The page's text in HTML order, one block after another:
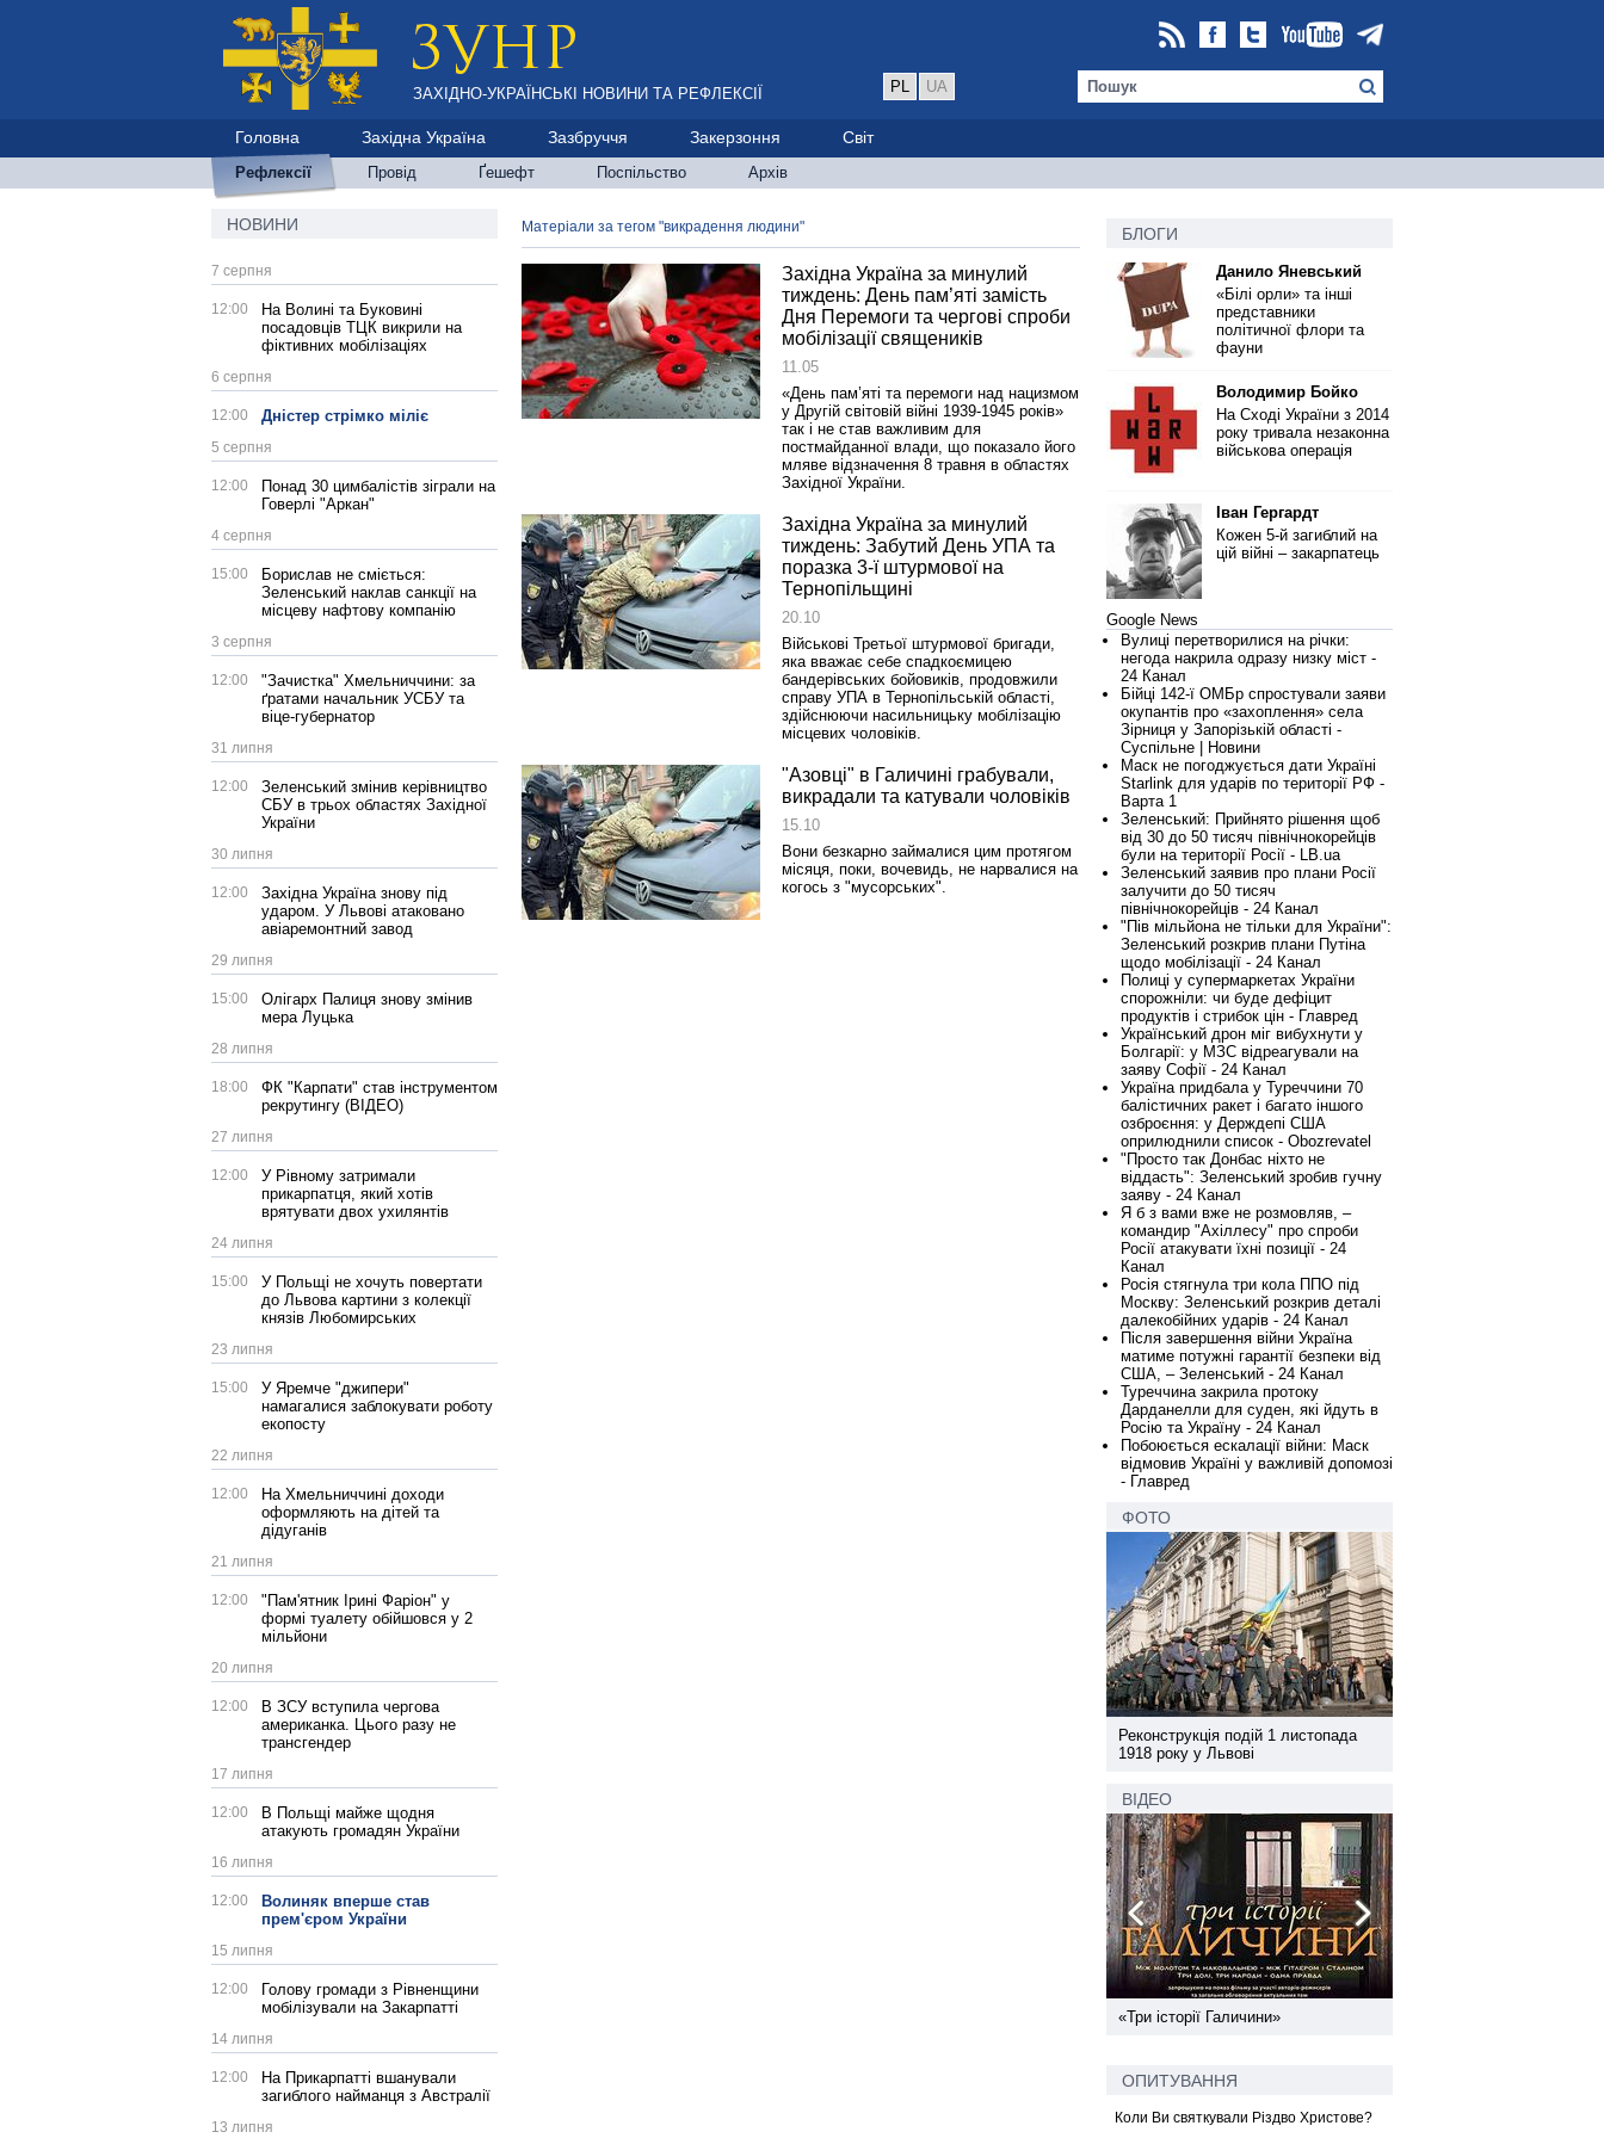
ЗАХІДНО-УКРАЇНСЬКІ НОВИНИ ТА РЕФЛЕКСІЇ PL UA
Головна Західна Україна Зазбруччя Закерзоння Світ
Рефлексії Провід Ґешефт Поспільство Архів
НОВИНИ
7 серпня
12:00
На Волині та Буковині
посадовців ТЦК викрили на
фіктивних мобілізаціях
6 серпня
12:00 Дністер стрімко міліє
5 серпня
12:00
Понад 30 цимбалістів зіграли на
Говерлі "Аркан"
4 серпня
15:00
Борислав не сміється:
Зеленський наклав санкції на
місцеву нафтову компанію
3 серпня
12:00
"Зачистка" Хмельниччини: за
ґратами начальник УСБУ та
віце-губернатор
31 липня
12:00
Зеленський змінив керівництво
СБУ в трьох областях Західної
України
30 липня
12:00
Західна Україна знову під
ударом. У Львові атаковано
авіаремонтний завод
29 липня
15:00
Олігарх Палиця знову змінив
мера Луцька
28 липня
18:00
ФК "Карпати" став інструментом
рекрутингу (ВІДЕО)
27 липня
12:00
У Рівному затримали
прикарпатця, який хотів
врятувати двох ухилянтів
24 липня
15:00
У Польщі не хочуть повертати
до Львова картини з колекції
князів Любомирських
23 липня
15:00
У Яремче "джипери"
намагалися заблокувати роботу
екопосту
22 липня
12:00
На Хмельниччині доходи
оформляють на дітей та
дідуганів
21 липня
12:00
"Пам'ятник Ірині Фаріон" у
формі туалету обійшовся у 2
мільйони
20 липня
12:00
В ЗСУ вступила чергова
американка. Цього разу не
трансгендер
17 липня
12:00
В Польщі майже щодня
атакують громадян України
16 липня
12:00
Волиняк вперше став
прем'єром України
15 липня
12:00
Голову громади з Рівненщини
мобілізували на Закарпатті
14 липня
12:00
На Прикарпатті вшанували
загиблого найманця з Австралії
13 липня
Матеріали за тегом "викрадення людини"
Західна Україна за минулий
тиждень: День пам’яті замість
Дня Перемоги та чергові спроби
мобілізації священиків
11.05
«День пам’яті та перемоги над нацизмом
у Другій світовій війні 1939-1945 років»
так і не став важливим для
постмайданної влади, що показало його
мляве відзначення 8 травня в областях
Західної України.
Західна Україна за минулий
тиждень: Забутий День УПА та
поразка 3-ї штурмової на
Тернопільщині
20.10
Військові Третьої штурмової бригади,
яка вважає себе спадкоємицею
бандерівських бойовиків, продовжили
справу УПА в Тернопільській області,
здійснюючи насильницьку мобілізацію
місцевих чоловіків.
"Азовці" в Галичині грабували,
викрадали та катували чоловіків
15.10
Вони безкарно займалися цим протягом
місяця, поки, вочевидь, не нарвалися на
когось з "мусорських".
БЛОГИ
Данило Яневський
«Білі орли» та інші
представники
політичної флори та
фауни
Володимир Бойко
На Сході України з 2014
року тривала незаконна
військова операція
Іван Гергардт
Кожен 5-й загиблий на
цій війні – закарпатець
Google News
Вулиці перетворилися на річки:
негода накрила одразу низку міст -
24 Канал
Бійці 142-ї ОМБр спростували заяви
окупантів про «захоплення» села
Зірниця у Запорізькій області -
Суспільне | Новини
Маск не погоджується дати Україні
Starlink для ударів по території РФ -
Варта 1
Зеленський: Прийнято рішення щоб
від 30 до 50 тисяч північнокорейців
були на території Росії - LB.ua
Зеленський заявив про плани Росії
залучити до 50 тисяч
північнокорейців - 24 Канал
"Пів мільйона не тільки для України":
Зеленський розкрив плани Путіна
щодо мобілізації - 24 Канал
Полиці у супермаркетах України
спорожніли: чи буде дефіцит
продуктів і стрибок цін - Главред
Український дрон міг вибухнути у
Болгарії: у МЗС відреагували на
заяву Софії - 24 Канал
Україна придбала у Туреччини 70
балістичних ракет і багато іншого
озброєння: у Держдепі США
оприлюднили список - Obozrevatel
"Просто так Донбас ніхто не
віддасть": Зеленський зробив гучну
заяву - 24 Канал
Я б з вами вже не розмовляв, –
командир "Ахіллесу" про спроби
Росії атакувати їхні позиції - 24
Канал
Росія стягнула три кола ППО під
Москву: Зеленський розкрив деталі
далекобійних ударів - 24 Канал
Після завершення війни Україна
матиме потужні гарантії безпеки від
США, – Зеленський - 24 Канал
Туреччина закрила протоку
Дарданелли для суден, які йдуть в
Росію та Україну - 24 Канал
Побоюється ескалації війни: Маск
відмовив Україні у важливій допомозі
- Главред
ФОТО
Реконструкція подій 1 листопада
1918 року у Львові
ВІДЕО
«Три історії Галичини»
ОПИТУВАННЯ
Коли Ви святкували Різдво Христове?